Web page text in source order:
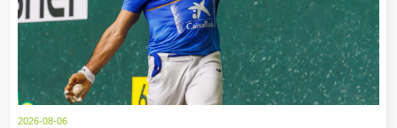
2026-08-06